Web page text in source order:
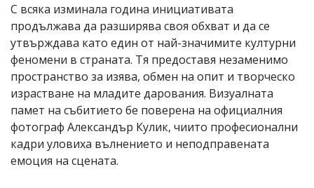
С всяка изминала година инициативата
продължава да разширява своя обхват и да се
утвърждава като един от най-значимите културни
феномени в страната. Тя предоставя незаменимо
пространство за изява, обмен на опит и творческо
израстване на младите дарования. Визуалната
памет на събитието бе поверена на официалния
фотограф Александър Кулик, чиито професионални
кадри уловиха вълнението и неподправената
емоция на сцената.